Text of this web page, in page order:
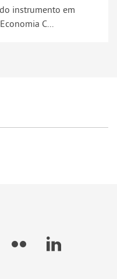
instrumento em
C...